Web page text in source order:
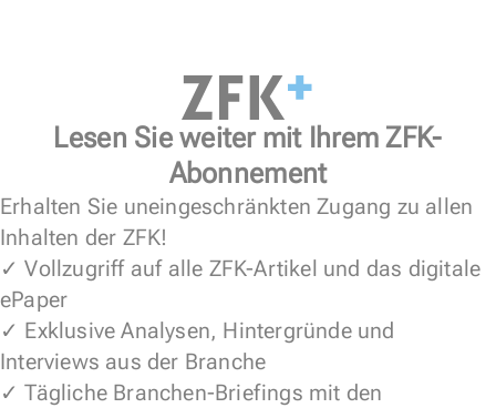
Lesen Sie weiter mit Ihrem ZFK-
Abonnement
Erhalten Sie uneingeschränkten Zugang zu allen
Inhalten der ZFK!
✓ Vollzugriff auf alle ZFK-Artikel und das digitale
ePaper
✓ Exklusive Analysen, Hintergründe und
Interviews aus der Branche
✓ Tägliche Branchen-Briefings mit den